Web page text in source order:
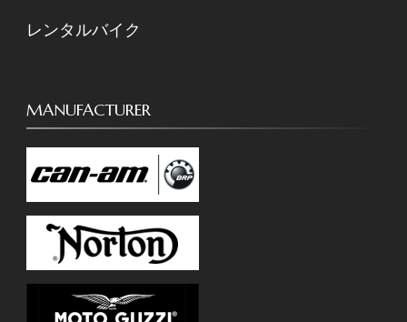
レンタルバイク
MANUFACTURER